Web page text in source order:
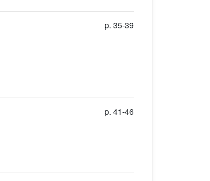
p. 35-39
p. 41-46